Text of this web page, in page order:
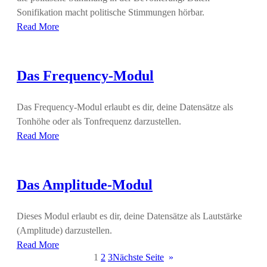
Sonifikation macht politische Stimmungen hörbar.
Read More
Das Frequency-Modul
Das Frequency-Modul erlaubt es dir, deine Datensätze als
Tonhöhe oder als Tonfrequenz darzustellen.
Read More
Das Amplitude-Modul
Dieses Modul erlaubt es dir, deine Datensätze als Lautstärke
(Amplitude) darzustellen.
Read More
1 2 3Nächste Seite »